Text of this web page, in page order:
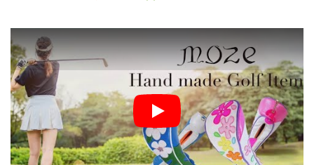
Play